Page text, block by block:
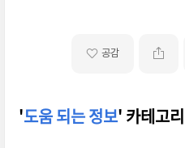
공감
'도움 되는 정보' 카테고